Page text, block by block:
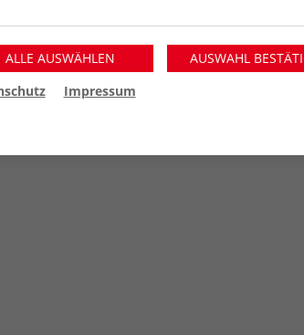
mit anderen
den Besuchern*innen
ALLE AUSWÄHLEN
AUSWAHL
Impressum